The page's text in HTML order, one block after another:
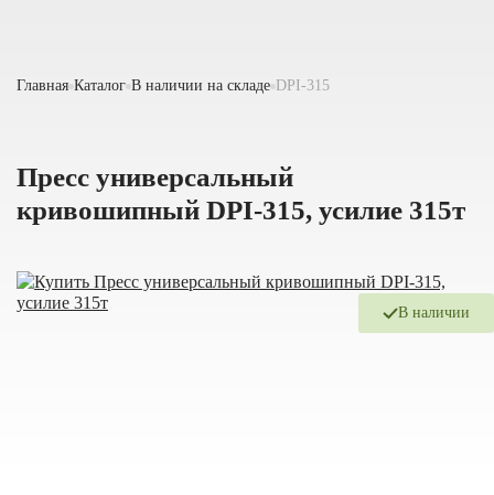
Главная Каталог В наличии на складе DPI-315
Пресс универсальный
кривошипный DPI-315, усилие 315т
В наличии